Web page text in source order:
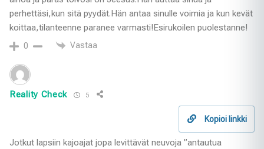
perhettäsi,kun sitä pyydät.Hän antaa sinulle voimia ja kun kevät
koittaa,tilanteenne paranee varmasti!Esirukoilen puolestanne!
0 Vastaa
Reality Check 5
Kopioi linkki
Jotkut lapsiin kajoajat jopa levittävät neuvoja ”antautua